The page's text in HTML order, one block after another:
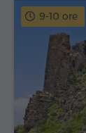
9-10 ore